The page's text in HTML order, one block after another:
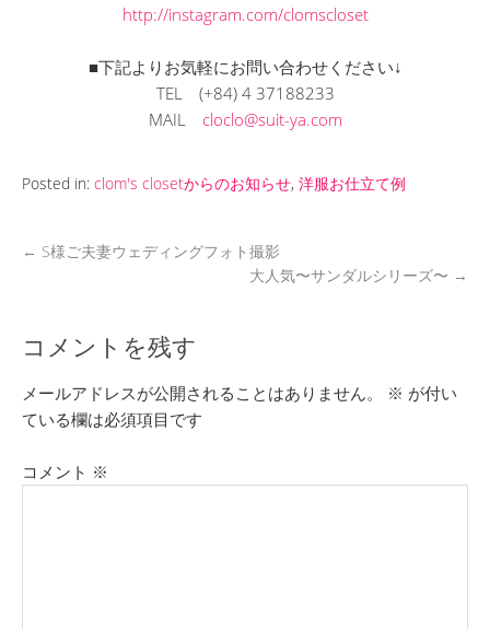
http://instagram.com/clomscloset
■下記よりお気軽にお問い合わせください↓
TEL (+84) 4 37188233
MAIL cloclo@suit-ya.com
Posted in: clom's closetからのお知らせ, 洋服お仕立て例
← S様ご夫妻ウェディングフォト撮影
大人気〜サンダルシリーズ〜 →
コメントを残す
メールアドレスが公開されることはありません。 ※ が付い
ている欄は必須項目です
コメント ※